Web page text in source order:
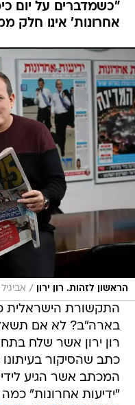
"כשמדברים על יום
אחרונות' אינו חלק
הראשון לזהות. רון ירון / אביגיל
התקשורת הישראלית
בארה"ב? לא אם
רון ירון אשר שלח
כתב שהסיקור
המכתב אשר הגיע
"ידיעות אחרונות"